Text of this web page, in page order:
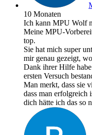
10 Monaten
Ich kann MPU Wolf
Meine MPU-
top.
Sie hat mich super
mir genau gezeigt,
Dank ihrer Hilfe
ersten Versuch
Man merkt, dass sie
dass man erfolgreich
dich hätte ich das so